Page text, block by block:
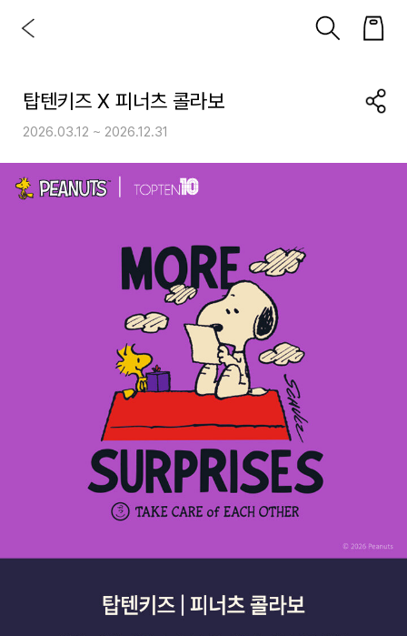
탑텐키즈 X 피너츠 콜라보
2026.03.12 ~ 2026.12.31